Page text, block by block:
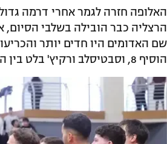
האלופה חזרה לגמר אחרי דרמה
הרצליה כבר הובילה בשלבי
הוסיף 8, וסבטיסלב ורקיץ' בלט בין הקורות עם 20 עצירות. דניס ינקובסקי בלט מנגד עם 8 שערים.